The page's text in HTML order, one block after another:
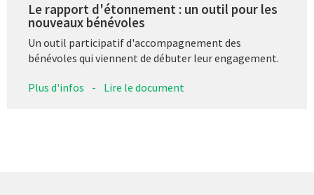
Le rapport d'étonnement : un outil pour les
nouveaux bénévoles
Un outil participatif d'accompagnement des
bénévoles qui viennent de débuter leur engagement.
Plus d'infos - Lire le document